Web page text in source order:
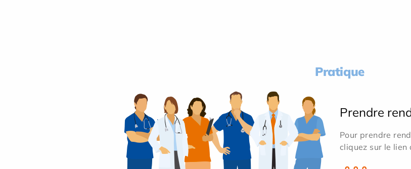
Pratique
Prendre
Pour prendre
cliquez sur le lien